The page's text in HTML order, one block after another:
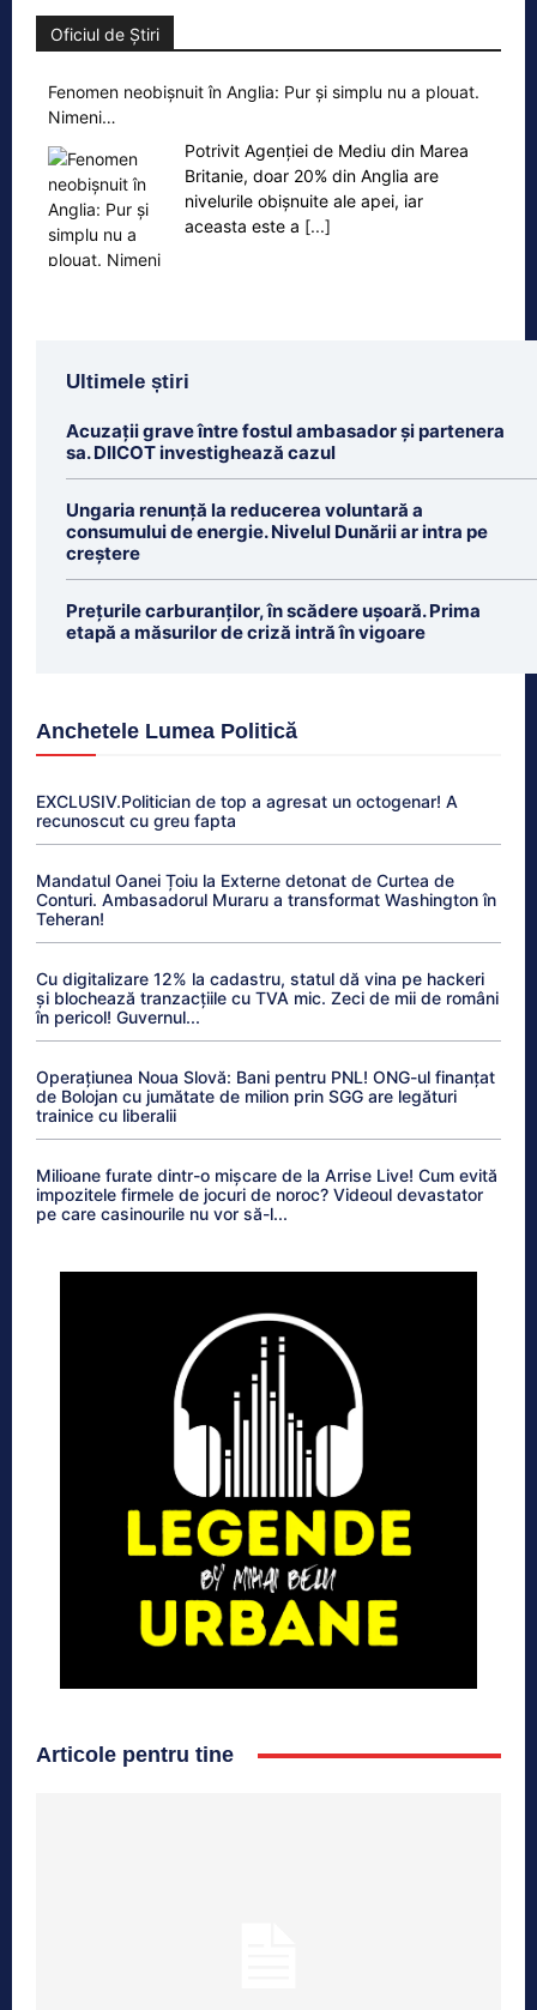
Oficiul de Știri
Fenomen neobișnuit în Anglia: Pur și simplu nu a plouat.
Nimeni…
Potrivit Agenției de Mediu din Marea
Britanie, doar 20% din Anglia are
nivelurile obișnuite ale apei, iar
aceasta este a [...]
Ultimele știri
Acuzații grave între fostul ambasador și partenera
sa. DIICOT investighează cazul
Ungaria renunță la reducerea voluntară a
consumului de energie. Nivelul Dunării ar intra pe
creștere
Prețurile carburanților, în scădere ușoară. Prima
etapă a măsurilor de criză intră în vigoare
Anchetele Lumea Politică
EXCLUSIV.Politician de top a agresat un octogenar! A
recunoscut cu greu fapta
Mandatul Oanei Țoiu la Externe detonat de Curtea de
Conturi. Ambasadorul Muraru a transformat Washington în
Teheran!
Cu digitalizare 12% la cadastru, statul dă vina pe hackeri
și blochează tranzacțiile cu TVA mic. Zeci de mii de români
în pericol! Guvernul...
Operațiunea Noua Slovă: Bani pentru PNL! ONG-ul finanțat
de Bolojan cu jumătate de milion prin SGG are legături
trainice cu liberalii
Milioane furate dintr-o mișcare de la Arrise Live! Cum evită
impozitele firmele de jocuri de noroc? Videoul devastator
pe care casinourile nu vor să-l...
Articole pentru tine